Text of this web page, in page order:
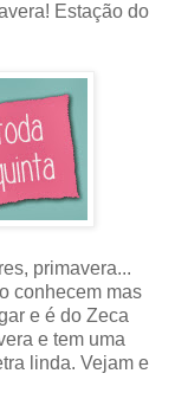
Estação do
primavera...
conhecem mas
e é do Zeca
e tem uma
linda. Vejam e